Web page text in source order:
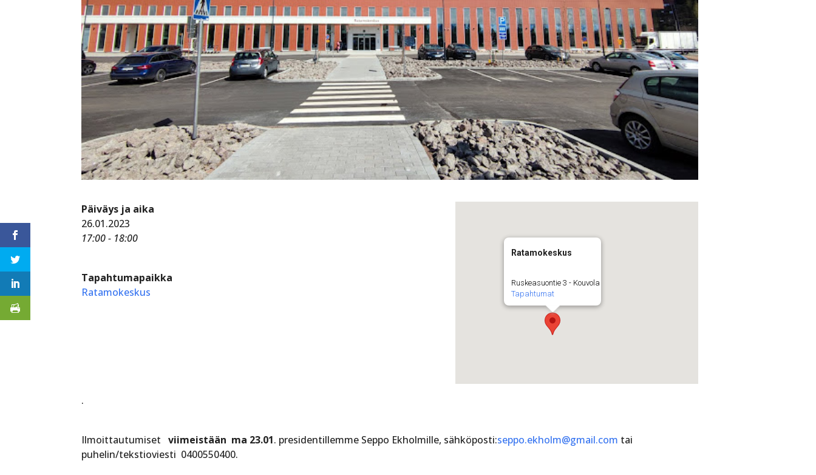
Ratamokeskus
Ruskeasuontie 3 - Kouvola
Tapahtumat
Päiväys ja aika
26.01.2023
17:00 - 18:00
Tapahtumapaikka
Ratamokeskus
.
Ilmoittautumisetviimeistään ma 23.01. presidentillemme Seppo Ekholmille, sähköposti:seppo.ekholm@gmail.com tai
puhelin/tekstioviesti 0400550400.